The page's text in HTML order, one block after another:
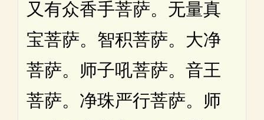
又有众香手菩萨。无量真
宝菩萨。智积菩萨。大净
菩萨。师子吼菩萨。音王
菩萨。净珠严行菩萨。师